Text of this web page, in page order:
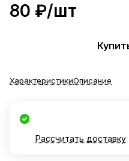
80 ₽/шт
ХарактеристикиОписание
Рассчитать доставку